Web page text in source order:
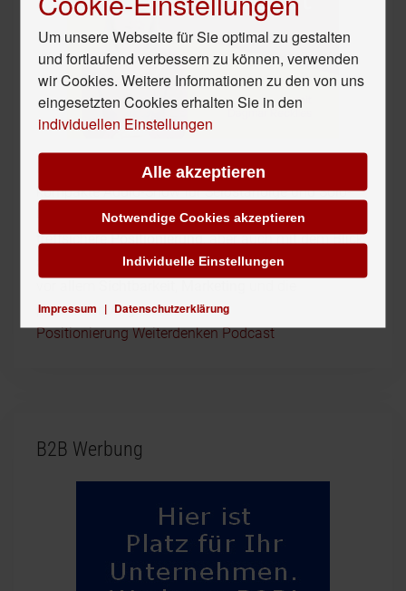
Positionierung Weiterdenken Podcast
kompakte Audio-Show für Selbständige und Solo-
UnternehmerInnen – mit viel Input für Deine
treffsicherePositionierung, aber auch mit dem Blick
auf alles, was zumBusinessaufbaudazugehört –
passenden Angebote
Positionierung Weiterdenken Podcast
B2B Werbung
Um unsere Webseite für Sie optimal zu gestalten
und fortlaufend verbessern zu können, verwenden
wir Cookies. Weitere Informationen zu den von uns
eingesetzten Cookies erhalten Sie in den
individuellen Einstellungen
Alle akzeptieren
Notwendige Cookies akzeptieren
Impressum | Datenschutzerklärung
Individuelle Einstellungen